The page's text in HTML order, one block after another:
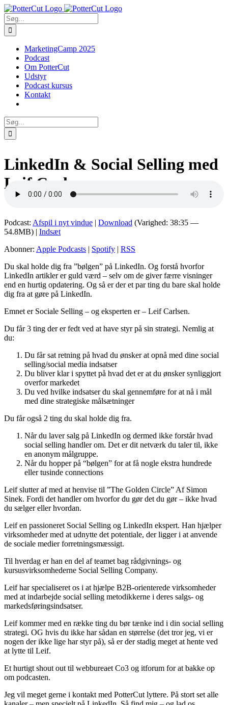
Skip
to
content
Facebook
Twitter
Søg
efter:
MarketingCamp 2025
Podcast
Om PotterCut
Udstyr
Podcast kursus
Kontakt
Søg
efter:
LinkedIn & Social Selling med
Leif Carlsen
Podcast: Afspil i nyt vindue | Download (Varighed: 38:35 —
54.8MB) | Indsæt
Abonner: Apple Podcasts | Spotify | RSS
Du skal holde dig fra ”bølgen” på LinkedIn. Og forstå hvorfor
LinkedIn artikler er guld værd – selv om de giver færre visninger
end en hurtig opdatering. Og så er der et par ting du bare skal holde
dig fra at gøre på LinkedIn.
Emnet er Sociale Selling – og eksperten er – Leif Carlsen.
Du får 3 ting der er fedt ved at have styr på sin strategi. Nemlig at
du:
Du får sat retning på hvad du ønsker at opnå med dine social
selling/social media indsatser
Du bliver klar i spyttet på hvad det er at du ønsker synliggjort
overfor markedet
Du ved hvilke indsatser du skal gennemføre for at nå i mål
med dine strategiske målsætninger
Du får også 2 ting du skal holde dig fra.
Når du laver salg på LinkedIn og dermed ikke forstår hvad
social selling handler om. Det er dit netværk du taler til, ikke
en anonym målgruppe.
Når du hopper på “bølgen” for at få nogle ekstra hundrede
eller tusinde connections
Leif slutter af med at henvise til ”The Golden Circle” Af Simon
Sinek. Fordi det handler om hvorfor du gør det du gør – ikke hvad
du sælger eller hvordan.
Leif en passioneret Social Selling og LinkedIn ekspert. Han hjælper
virksomheder med at udnytte det potentiale, der ligger i at anvende
de sociale medier forretningsmæssigt.
Til hverdag er han en del af teamet bag rådgivnings- og
kursusvirksomhederne Social Selling Company.
Leif har specialiseret os i at hjælpe B2B-orienterede virksomheder
med at indarbejde social selling metodikkerne i deres salgs- og
markedsføringsindsatser.
Leif kommer med en række ting du bør tænke ind i din social selling
strategi. OG hvis du ikke har sådan en størrelse (det tror jeg, vi er
nogen der ikke lige har styr på), så er der stadig meget at hente ved
at lytte til Leif.
Et hurtigt shout out til webbureaet Co3 og itforum for at bakke op
om podcasten.
Jeg vil meget gerne i kontakt med PotterCut lyttere. På stort set alle